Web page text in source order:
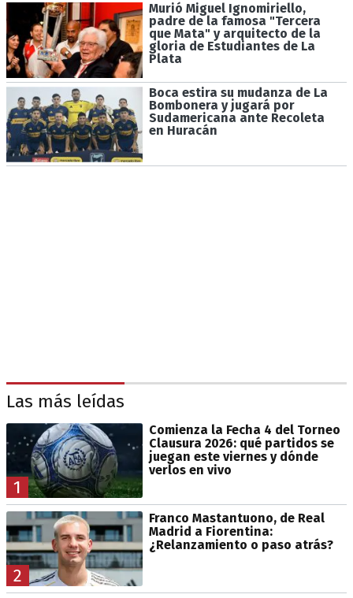
Murió Miguel Ignomiriello,
padre de la famosa "Tercera
que Mata" y arquitecto de la
gloria de Estudiantes de La
Plata
Boca estira su mudanza de La
Bombonera y jugará por
Sudamericana ante Recoleta
en Huracán
Las más leídas
1
Comienza la Fecha 4 del Torneo
Clausura 2026: qué partidos se
juegan este viernes y dónde
verlos en vivo
2
Franco Mastantuono, de Real
Madrid a Fiorentina:
¿Relanzamiento o paso atrás?